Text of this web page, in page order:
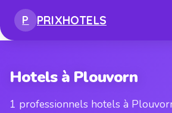
P PRIXHOTELS
Hotels à Plouvorn
1 professionnels hotels à